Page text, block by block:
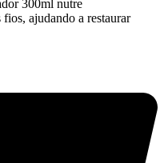
300ml nutre
ajudando a restaurar